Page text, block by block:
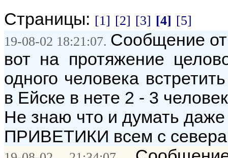
Страницы: [1] [2] [3] [4] [5]
19-08-02 18:21:07. Сообщение
вот на протяжение
одного человека
в Ейске в нете 2 - 3
Не знаю что и думать даже
ПРИВЕТИКИ всем с севера